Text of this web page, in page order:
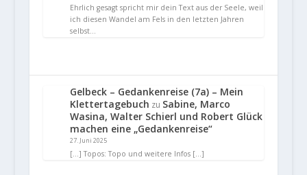
Ehrlich gesagt spricht mir dein Text aus der Seele, weil
ich diesen Wandel am Fels in den letzten Jahren
selbst…
Gelbeck – Gedankenreise (7a) – Mein
Klettertagebuch zu Sabine, Marco
Wasina, Walter Schierl und Robert Glück
machen eine „Gedankenreise“
27. Juni 2025
[…] Topos: Topo und weitere Infos […]